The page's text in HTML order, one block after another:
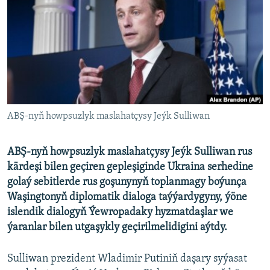
ABŞ-nyň howpsuzlyk maslahatçysy Jeýk Sulliwan
ABŞ-nyň howpsuzlyk maslahatçysy Jeýk Sulliwan rus
kärdeşi bilen geçiren gepleşiginde Ukraina serhedine
golaý sebitlerde rus goşunynyň toplanmagy boýunça
Waşingtonyň diplomatik dialoga taýýardygyny, ýöne
islendik dialogyň Ýewropadaky hyzmatdaşlar we
ýaranlar bilen utgaşykly geçirilmelidigini aýtdy.
Sulliwan prezident Wladimir Putiniň daşary syýasat